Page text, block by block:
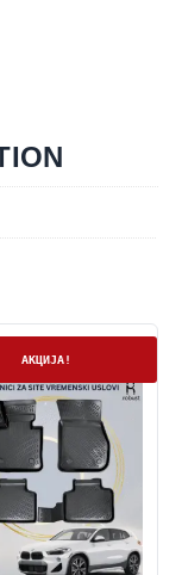
АКЦИЈА!